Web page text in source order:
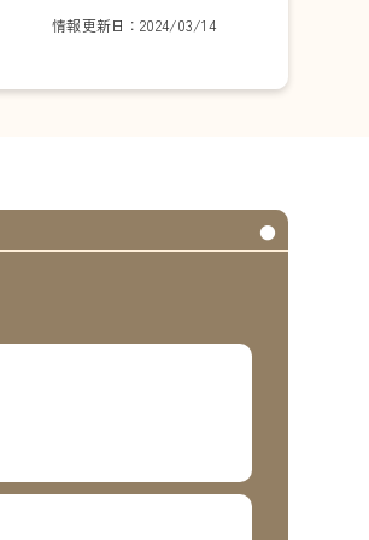
情報更新日：2024/03/14